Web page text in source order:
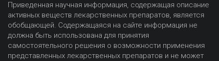
Приведенная научная информация, содержащая описание
активных веществ лекарственных препаратов, является
обобщающей. Содержащаяся на сайте информация не
должна быть использована для принятия
самостоятельного решения о возможности применения
представленных лекарственных препаратов и не может